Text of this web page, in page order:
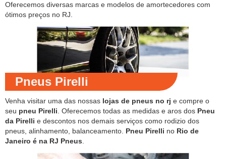
Oferecemos diversas marcas e modelos de amortecedores com
ótimos preços no RJ.
Pneus Pirelli
Venha visitar uma das nossas lojas de pneus no rj e compre o
seu pneu Pirelli . Oferecemos todas as medidas e aros dos Pneu
da Pirelli e descontos nos demais serviços como rodizio dos
pneus, alinhamento, balanceamento. Pneu Pirelli no Rio de
Janeiro é na RJ Pneus